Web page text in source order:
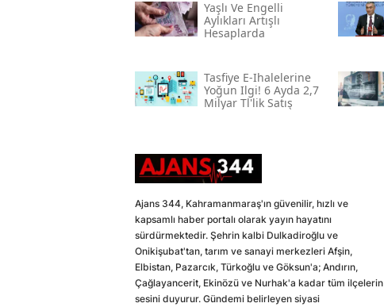
Yaşlı Ve Engelli
Aylıkları Artışlı
Hesaplarda
Tasfiye E-Ihalelerine
Yoğun Ilgi! 6 Ayda 2,7
Milyar Tl'lik Satış
Ajans 344, Kahramanmaraş'ın güvenilir, hızlı ve
kapsamlı haber portalı olarak yayın hayatını
sürdürmektedir. Şehrin kalbi Dulkadiroğlu ve
Onikişubat'tan, tarım ve sanayi merkezleri Afşin,
Elbistan, Pazarcık, Türkoğlu ve Göksun'a; Andırın,
Çağlayancerit, Ekinözü ve Nurhak'a kadar tüm ilçelerin
sesini duyurur. Gündemi belirleyen siyasi